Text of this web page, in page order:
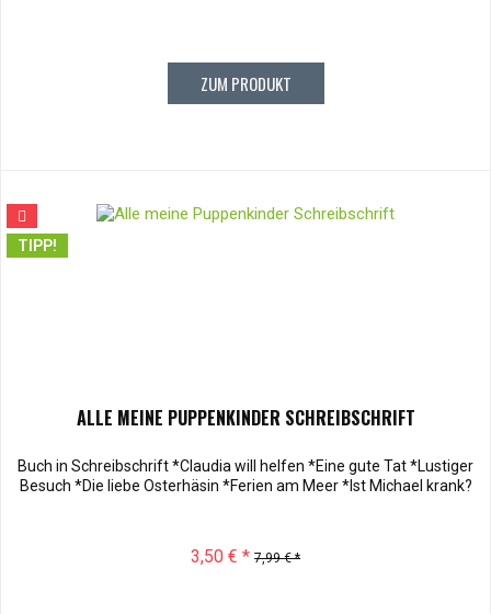
ZUM PRODUKT
TIPP!
ALLE MEINE PUPPENKINDER SCHREIBSCHRIFT
Buch in Schreibschrift *Claudia will helfen *Eine gute Tat *Lustiger
Besuch *Die liebe Osterhäsin *Ferien am Meer *Ist Michael krank?
3,50 € * 7,99 € *